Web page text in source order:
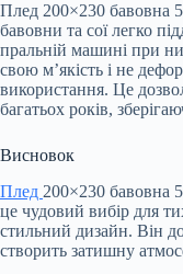
Плед 200×230 бавовна
бавовни та сої легко
пральній машині при
свою м’якість і не
використання. Це
багатьох років,
Висновок
Плед 200×230 бавовна
це чудовий вибір для
стильний дизайн. Він
створить затишну